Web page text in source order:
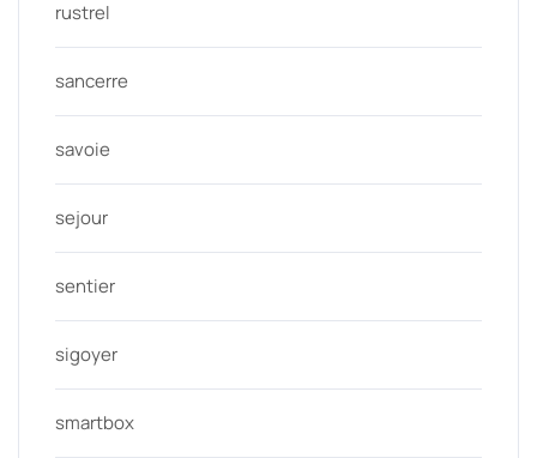
rustrel
sancerre
savoie
sejour
sentier
sigoyer
smartbox